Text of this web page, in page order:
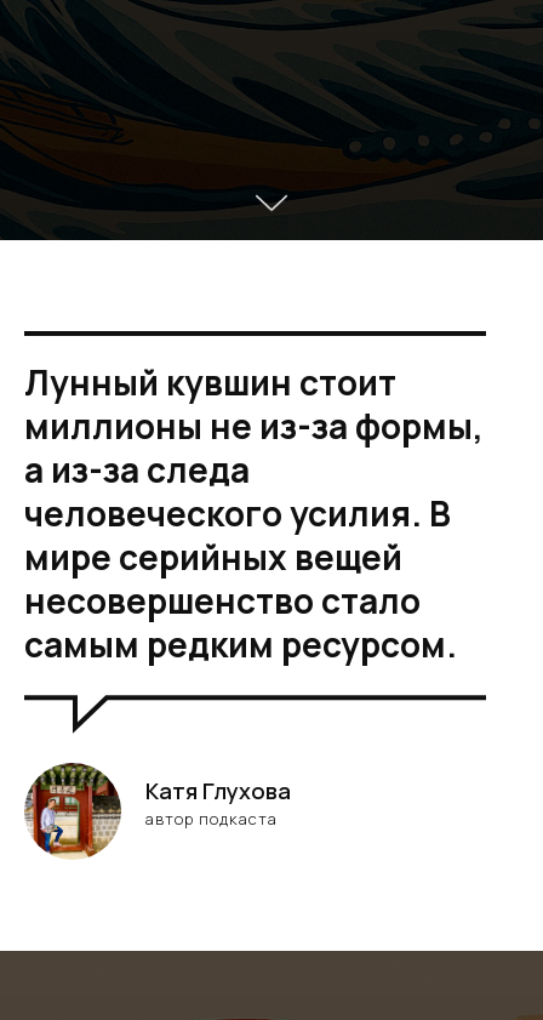
Лунный кувшин стоит
миллионы не из-за формы,
а из-за следа
человеческого усилия. В
мире серийных вещей
несовершенство стало
самым редким ресурсом.
Катя Глухова
автор подкаста